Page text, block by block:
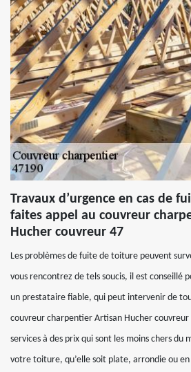
Travaux d’urgence en cas de
faites appel au couvreur
Hucher couvreur 47
Les problèmes de fuite de toiture peuvent
vous rencontrez de tels soucis, il est conseillé
un prestataire fiable, qui peut intervenir de
couvreur charpentier Artisan Hucher couvreur
services à des prix qui sont les moins chers
votre toiture, qu’elle soit plate, arrondie ou